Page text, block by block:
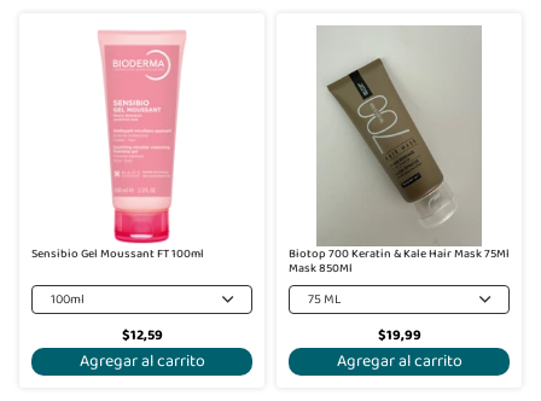
Sensibio Gel Moussant FT 100ml
100ml
$12,59
Agregar al carrito
Biotop 700 Keratin & Kale Hair Mask 75Ml
Mask 850Ml
75 ML
$19,99
Agregar al carrito